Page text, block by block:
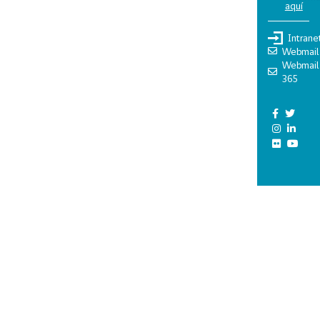
aquí
Webmail
Webmail
365